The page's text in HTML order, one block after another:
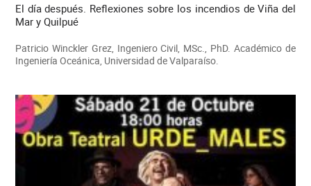
El día después. Reflexiones sobre los incendios de Viña del
Mar y Quilpué
Patricio Winckler Grez, Ingeniero Civil, MSc., PhD. Académico de
Ingeniería Oceánica, Universidad de Valparaíso.